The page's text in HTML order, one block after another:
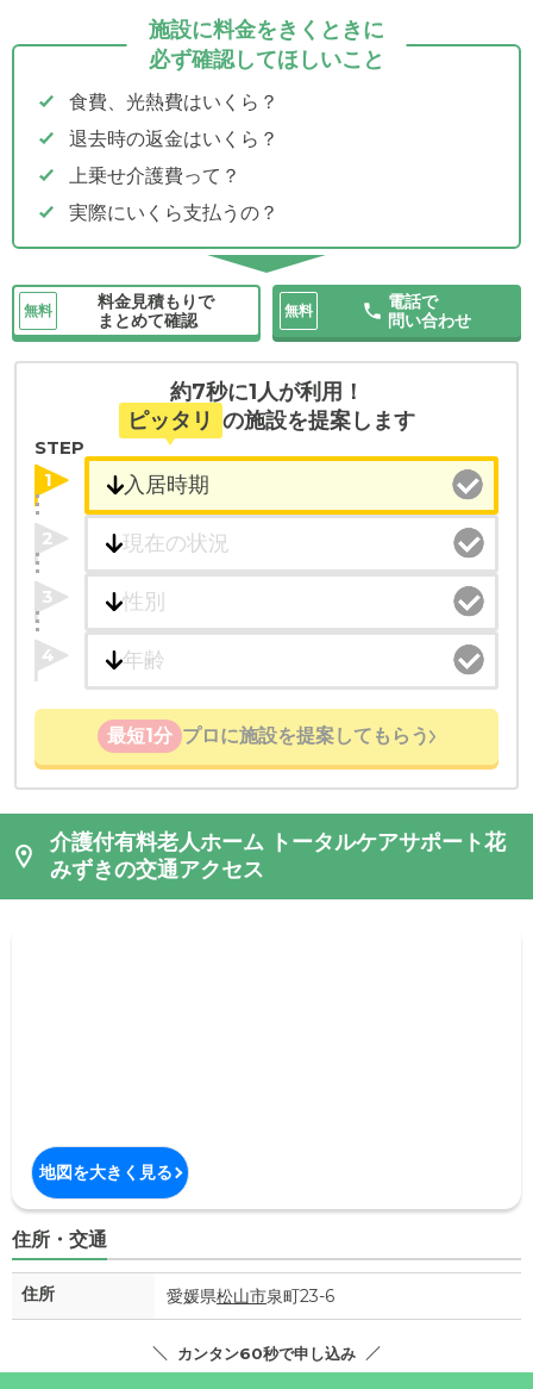
施設に料金をきくときに
必ず確認してほしいこと
食費、光熱費はいくら？
退去時の返金はいくら？
上乗せ介護費って？
実際にいくら支払うの？
無料
料金見積もりで
まとめて確認
無料
電話で
問い合わせ
約7秒に1人が利用！
ピッタリ の施設を提案します
STEP
1
2
3
4
最短1分 プロに施設を提案してもらう
介護付有料老人ホーム トータルケアサポート花
みずきの交通アクセス
地図を大きく見る
住所・交通
住所 愛媛県松山市泉町23-6
カンタン60秒で申し込み